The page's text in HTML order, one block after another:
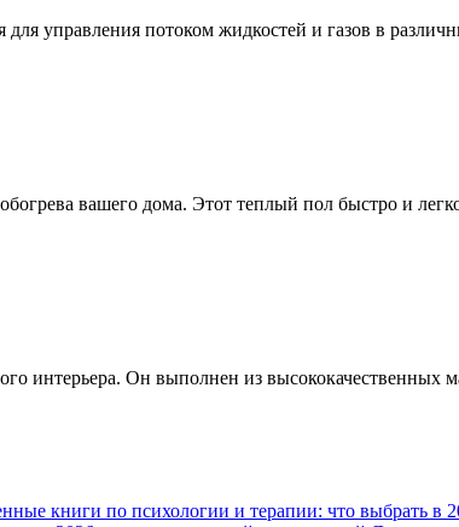
управления потоком жидкостей и газов в
вашего дома. Этот теплый пол быстро и
интерьера. Он выполнен из высококачественных
книги по психологии и терапии: что выбрать в